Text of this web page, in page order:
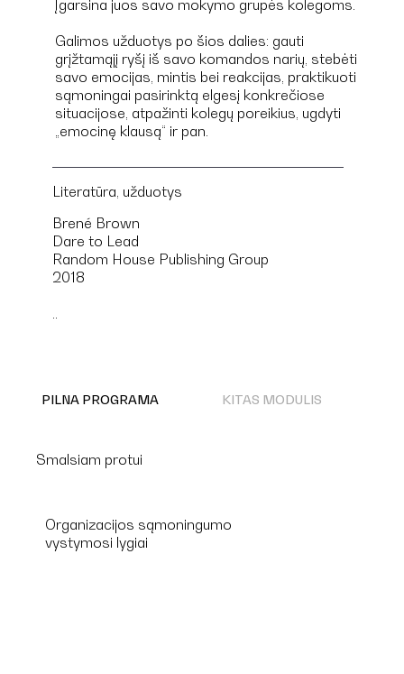
Smalsiam protui
PILNA PROGRAMA KITAS MODULIS
Įgarsina juos savo mokymo grupės kolegoms.
Galimos užduotys po šios dalies: gauti
grįžtamąjį ryšį iš savo komandos narių, stebėti
savo emocijas, mintis bei reakcijas, praktikuoti
sąmoningai pasirinktą elgesį konkrečiose
situacijose, atpažinti kolegų poreikius, ugdyti
„emocinę klausą“ ir pan.
Literatūra, užduotys
Brené Brown
Dare to Lead
Random House Publishing Group
2018
..
Organizacijos sąmoningumo
vystymosi lygiai